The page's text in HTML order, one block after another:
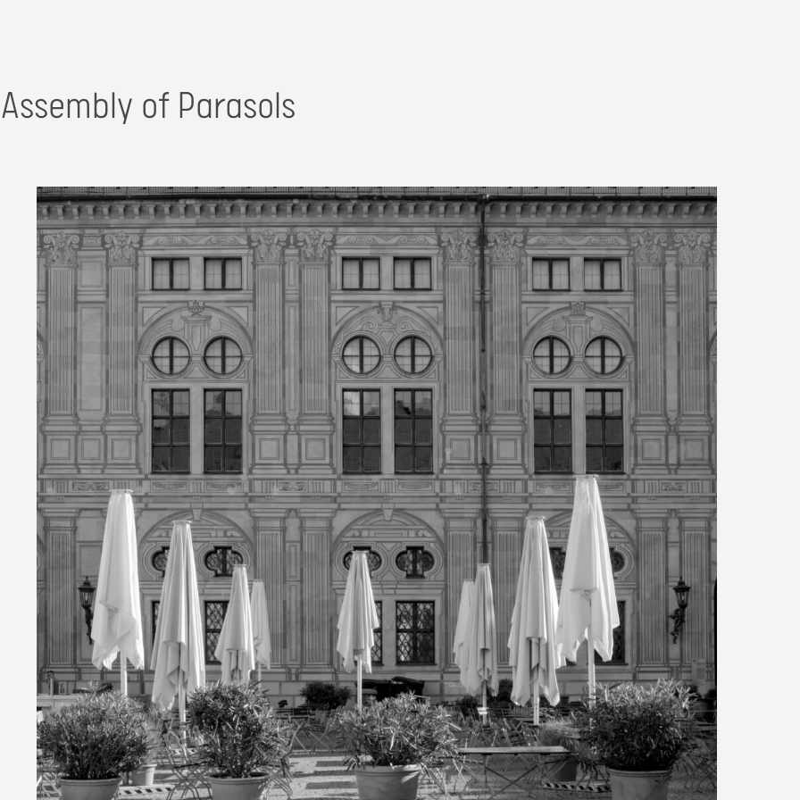
Assembly of Parasols